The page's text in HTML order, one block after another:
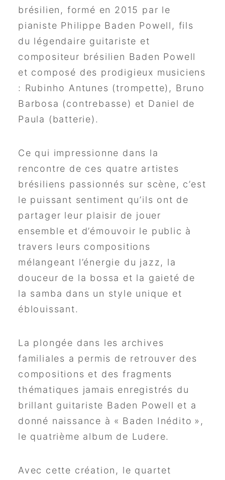
brésilien, formé en 2015 par le
pianiste Philippe Baden Powell, fils
du légendaire guitariste et
compositeur brésilien Baden Powell
et composé des prodigieux musiciens
: Rubinho Antunes (trompette), Bruno
Barbosa (contrebasse) et Daniel de
Paula (batterie).
Ce qui impressionne dans la
rencontre de ces quatre artistes
brésiliens passionnés sur scène, c’est
le puissant sentiment qu’ils ont de
partager leur plaisir de jouer
ensemble et d’émouvoir le public à
travers leurs compositions
mélangeant l’énergie du jazz, la
douceur de la bossa et la gaieté de
la samba dans un style unique et
éblouissant.
La plongée dans les archives
familiales a permis de retrouver des
compositions et des fragments
thématiques jamais enregistrés du
brillant guitariste Baden Powell et a
donné naissance à « Baden Inédito »,
le quatrième album de Ludere.
Avec cette création, le quartet